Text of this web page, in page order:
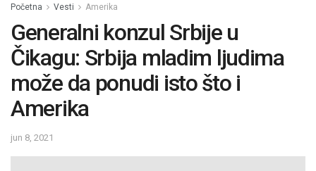
Početna Vesti Amerika
Generalni konzul Srbije u
Čikagu: Srbija mladim ljudima
može da ponudi isto što i
Amerika
jun 8, 2021